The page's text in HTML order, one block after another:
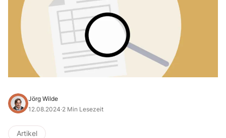
Jörg Wilde
12.08.2024·2 Min Lesezeit
Artikel